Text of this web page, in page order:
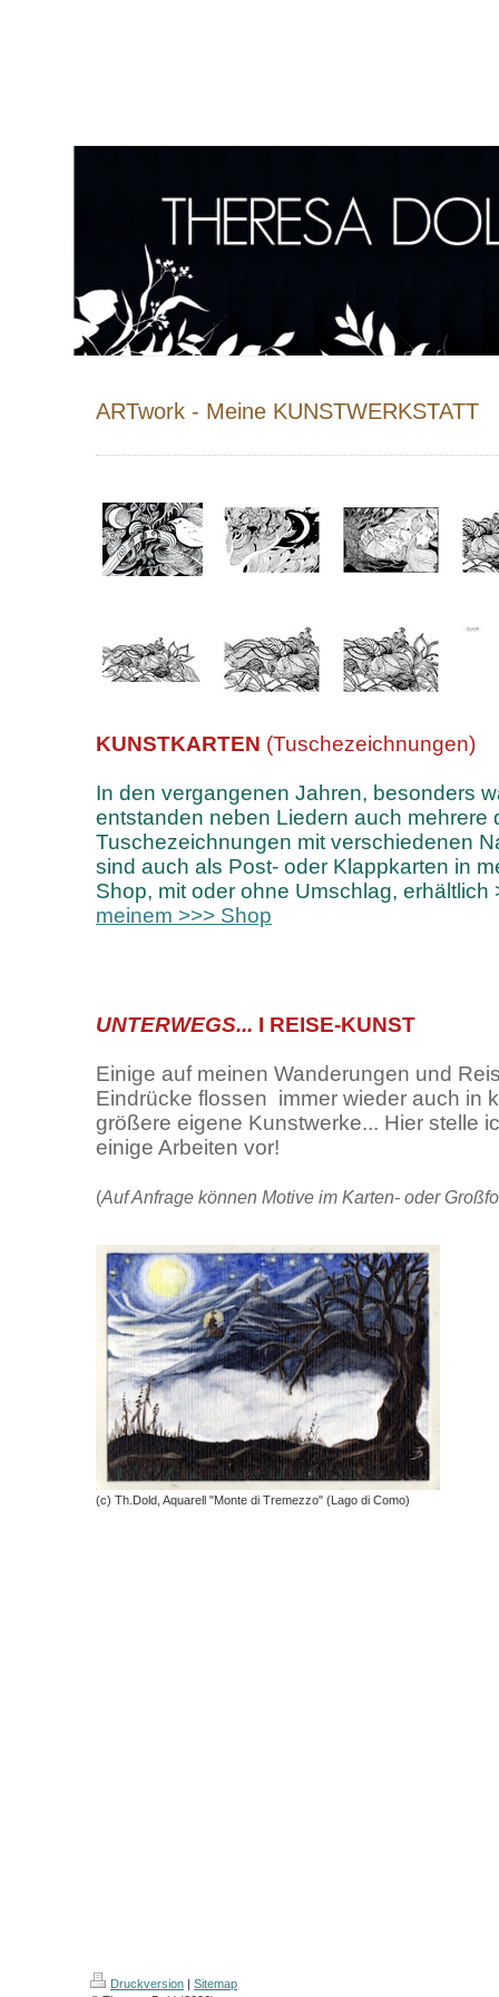
ARTwork - Meine KUNSTWERKSTATT
KUNSTKARTEN (Tuschezeichnungen)
In den vergangenen Jahren, besonders
entstanden neben Liedern auch mehrere
Tuschezeichnungen mit verschiedenen
sind auch als Post- oder Klappkarten in
Shop, mit oder ohne Umschlag, erhältlich
meinem >>> Shop
UNTERWEGS... I REISE-KUNST
Einige auf meinen Wanderungen und
Eindrücke flossen immer wieder auch in
größere eigene Kunstwerke... Hier stelle
einige Arbeiten vor!
(Auf Anfrage können Motive im Karten- oder
(c) Th.Dold, Aquarell "Monte di Tremezzo" (Lago di Como)
Druckversion | Sitemap